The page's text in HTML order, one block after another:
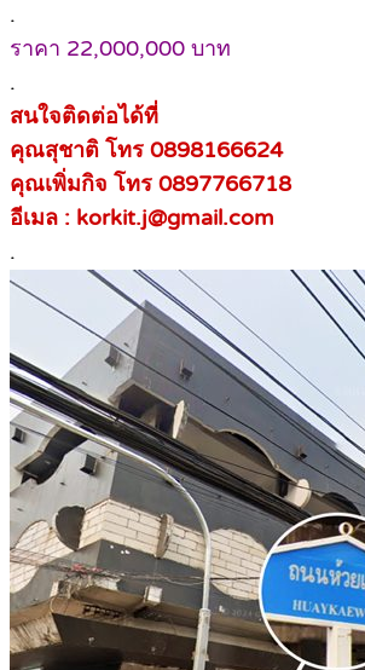
.
ราคา 22,000,000 บาท
.
สนใจติดต่อได้ที่
คุณสุชาติ โทร 0898166624
คุณเพิ่มกิจ โทร 0897766718
อีเมล : korkit.j@gmail.com
.